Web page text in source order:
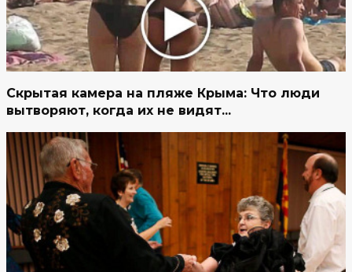
Скрытая камера на пляже Крыма: Что люди
вытворяют, когда их не видят...